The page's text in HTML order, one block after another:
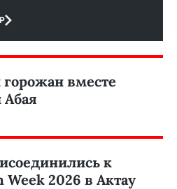
вместе
к
Week 2026 в Актау